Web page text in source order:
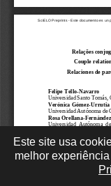
Este site usa
melhor